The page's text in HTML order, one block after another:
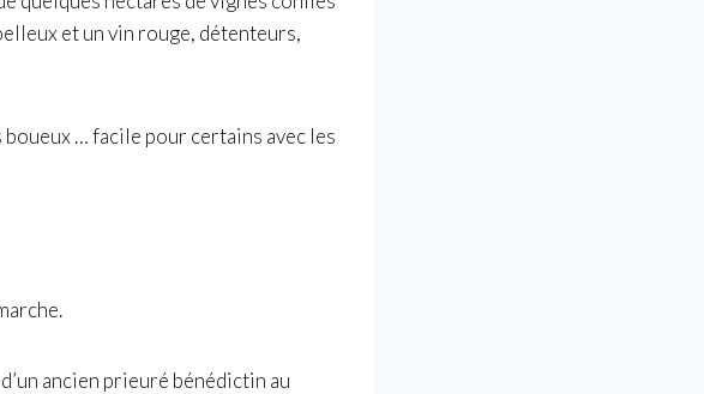
et un vin rouge, détenteurs,
… facile pour certains avec les
ancien prieuré bénédictin au